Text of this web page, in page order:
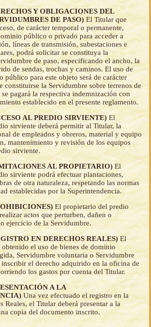
Y OBLIGACIONES DEL
DE PASO) El Titular que
de carácter temporal o permanente,
público o privado para acceder a
líneas de transmisión, subestaciones e
podrá solicitar se constituya la
de paso, especificando el ancho, la
de sendas, trochas y caminos. El uso de
público para este objeto será de carácter
constituirse la Servidumbre sobre terrenos de
pagará la respectiva indemnización con
establecido en el presente reglamento.
AL PREDIO SIRVIENTE) El
sirviente deberá permitir al Titular, la
de empleados y obreros, material y equipo
mantenimiento y revisión de los equipos
sirviente.
AL PROPIETARIO) El
sirviente podrá efectuar plantaciones,
de otra naturaleza, respetando las normas
establecidas por la Superintendencia.
El propietario del predio
actos que perturben, dañen o
ejercicio de la Servidumbre.
EN DERECHOS REALES) El
el uso de bienes de dominio
Servidumbre voluntaria o Servidumbre
el derecho adquirido en la oficina de
los gastos por cuenta del Titular.
A LA
Una vez efectuado el registro en la
Reales, el Titular deberá presentar a la
copia del documento inscrito.